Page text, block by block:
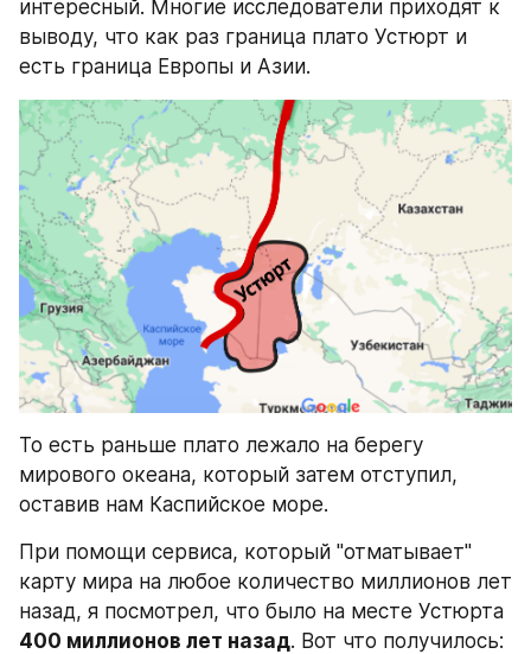
интересный. Многие исследователи приходят к
выводу, что как раз граница плато Устюрт и
есть граница Европы и Азии.
То есть раньше плато лежало на берегу
мирового океана, который затем отступил,
оставив нам Каспийское море.
При помощи сервиса, который "отматывает"
карту мира на любое количество миллионов лет
400 миллионов лет назад. Вот что получилось: